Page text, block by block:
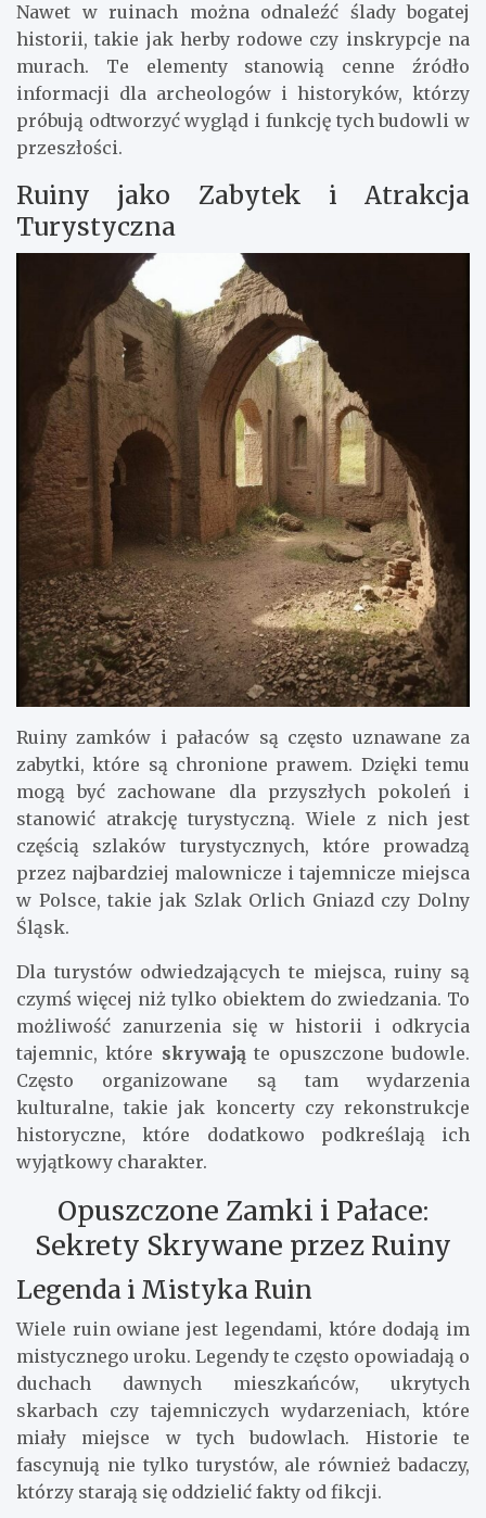
Nawet w ruinach można odnaleźć ślady bogatej
historii, takie jak herby rodowe czy inskrypcje na
murach. Te elementy stanowią cenne źródło
informacji dla archeologów i historyków, którzy
próbują odtworzyć wygląd i funkcję tych budowli w
przeszłości.
Ruiny jako Zabytek i Atrakcja
Turystyczna
Ruiny zamków i pałaców są często uznawane za
zabytki, które są chronione prawem. Dzięki temu
mogą być zachowane dla przyszłych pokoleń i
stanowić atrakcję turystyczną. Wiele z nich jest
częścią szlaków turystycznych, które prowadzą
przez najbardziej malownicze i tajemnicze miejsca
w Polsce, takie jak Szlak Orlich Gniazd czy Dolny
Śląsk.
Dla turystów odwiedzających te miejsca, ruiny są
czymś więcej niż tylko obiektem do zwiedzania. To
możliwość zanurzenia się w historii i odkrycia
tajemnic, które skrywająte opuszczone budowle.
Często organizowane są tam wydarzenia
kulturalne, takie jak koncerty czy rekonstrukcje
historyczne, które dodatkowo podkreślają ich
wyjątkowy charakter.
Opuszczone Zamki i Pałace:
Sekrety Skrywane przez Ruiny
Legenda i Mistyka Ruin
Wiele ruin owiane jest legendami, które dodają im
mistycznego uroku. Legendy te często opowiadają o
duchach dawnych mieszkańców, ukrytych
skarbach czy tajemniczych wydarzeniach, które
miały miejsce w tych budowlach. Historie te
fascynują nie tylko turystów, ale również badaczy,
którzy starają się oddzielić fakty od fikcji.